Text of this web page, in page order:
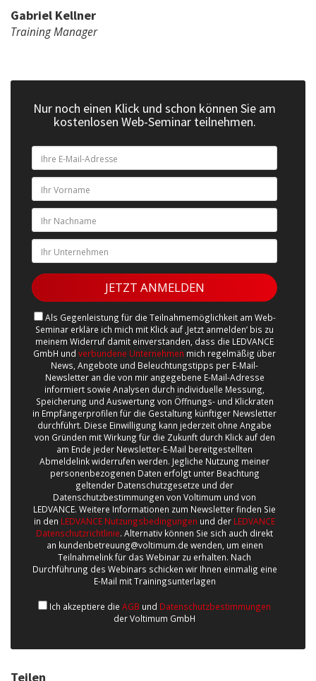
Gabriel Kellner
Training Manager
Nur noch einen Klick und schon können Sie am
kostenlosen Web-Seminar teilnehmen.
Als Gegenleistung für die Teilnahmemöglichkeit am Web-
Seminar erkläre ich mich mit Klick auf ‚Jetzt anmelden‘ bis zu
meinem Widerruf damit einverstanden, dass die LEDVANCE
GmbH und verbundene Unternehmen mich regelmäßig über
News, Angebote und Beleuchtungstipps per E-Mail-
Newsletter an die von mir angegebene E-Mail-Adresse
informiert sowie Analysen durch individuelle Messung,
Speicherung und Auswertung von Öffnungs- und Klickraten
in Empfängerprofilen für die Gestaltung künftiger Newsletter
durchführt. Diese Einwilligung kann jederzeit ohne Angabe
von Gründen mit Wirkung für die Zukunft durch Klick auf den
am Ende jeder Newsletter-E-Mail bereitgestellten
Abmeldelink widerrufen werden. Jegliche Nutzung meiner
personenbezogenen Daten erfolgt unter Beachtung
geltender Datenschutzgesetze und der
Datenschutzbestimmungen von Voltimum und von
LEDVANCE. Weitere Informationen zum Newsletter finden Sie
in den LEDVANCE Nutzungsbedingungen und der LEDVANCE
Datenschutzrichtlinie. Alternativ können Sie sich auch direkt
an kundenbetreuung@voltimum.de wenden, um einen
Teilnahmelink für das Webinar zu erhalten. Nach
Durchführung des Webinars schicken wir Ihnen einmalig eine
E-Mail mit Trainingsunterlagen
Ich akzeptiere die AGB und Datenschutzbestimmungen
der Voltimum GmbH
Teilen